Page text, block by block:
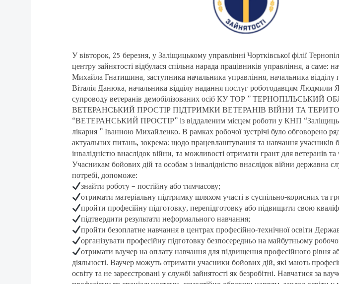
У вівторок, 25 березня, у Заліщицькому управлінні Чортківської філії
центру зайнятості відбулася спільна нарада працівників управління, а саме:
Михайла Гнатишина, заступника начальника управління, начальника
Віталія Данюка, начальника відділу надання послуг роботодавцям Людмили
супроводу ветеранів демобілізованих осіб КУ ТОР ” ТЕРНОПІЛЬСЬКИЙ
ВЕТЕРАНСЬКИЙ ПРОСТІР ПІДТРИМКИ ВЕТЕРАНІВ ВІЙНИ ТА
“ВЕТЕРАНСЬКИЙ ПРОСТІР” із віддаленим місцем роботи у КНП
лікарня ” Іванною Михайленко. В рамках робочої зустрічі було обговорено
актуальних питань, зокрема: щодо працевлаштування та навчання учасників
інвалідністю внаслідок війни, та можливості отримати грант для ветеранів та
Учасникам бойових дій та особам з інвалідністю внаслідок війни державна
потребі, допоможе:
знайти роботу – постійну або тимчасову;
отримати матеріальну підтримку шляхом участі в суспільно-корисних та
пройти професійну підготовку, перепідготовку або підвищити свою
підтвердити результати неформального навчання;
пройти безоплатне навчання в центрах професійно-технічної освіти
організувати професійну підготовку безпосередньо на майбутньому
отримати ваучер на оплату навчання для підвищення професійного рівня
діяльності. Ваучер можуть отримати учасники бойових дій, які мають
освіту та не зареєстровані у службі зайнятості як безробітні. Навчатися за